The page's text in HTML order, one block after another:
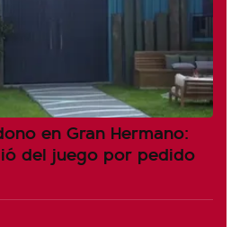
en Gran Hermano:
del juego por pedido